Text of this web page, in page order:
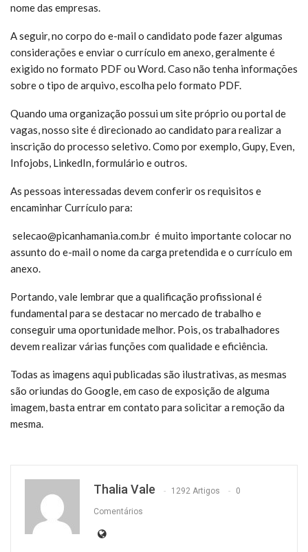
nome das empresas.
A seguir, no corpo do e-mail o candidato pode fazer algumas
considerações e enviar o currículo em anexo, geralmente é
exigido no formato PDF ou Word. Caso não tenha informações
sobre o tipo de arquivo, escolha pelo formato PDF.
Quando uma organização possui um site próprio ou portal de
vagas, nosso site é direcionado ao candidato para realizar a
inscrição do processo seletivo. Como por exemplo, Gupy, Even,
Infojobs, LinkedIn, formulário e outros.
As pessoas interessadas devem conferir os requisitos e
encaminhar Currículo para:
selecao@picanhamania.com.br é muito importante colocar no
assunto do e-mail o nome da carga pretendida e o currículo em
anexo.
Portando, vale lembrar que a qualificação profissional é
fundamental para se destacar no mercado de trabalho e
conseguir uma oportunidade melhor. Pois, os trabalhadores
devem realizar várias funções com qualidade e eficiência.
Todas as imagens aqui publicadas são ilustrativas, as mesmas
são oriundas do Google, em caso de exposição de alguma
imagem, basta entrar em contato para solicitar a remoção da
mesma.
Thalia Vale 1292 Artigos 0
Comentários